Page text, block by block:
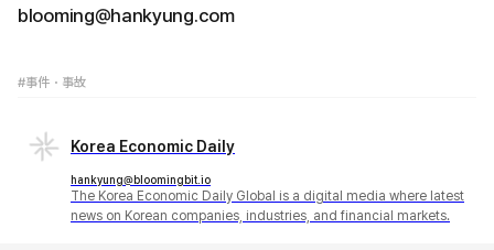
blooming@hankyung.com
#事件・事故
Korea Economic Daily
hankyung@bloomingbit.io
The Korea Economic Daily Global is a digital media where latest
news on Korean companies, industries, and financial markets.